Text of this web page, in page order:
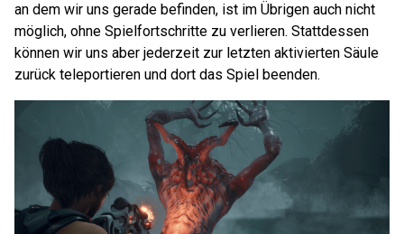
an dem wir uns gerade befinden, ist im Übrigen auch nicht
möglich, ohne Spielfortschritte zu verlieren. Stattdessen
können wir uns aber jederzeit zur letzten aktivierten Säule
zurück teleportieren und dort das Spiel beenden.